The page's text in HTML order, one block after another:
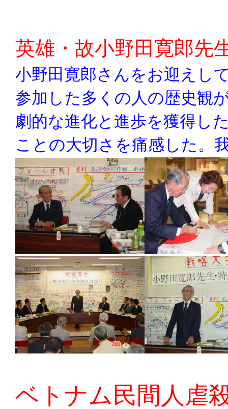
英雄・故小野田寛郎先
小野田寛郎さんをお迎えし
参加した多くの人の歴史観
劇的な進化と進歩を獲得し
ことの大切さを痛感した。
ベトナム民間人虐